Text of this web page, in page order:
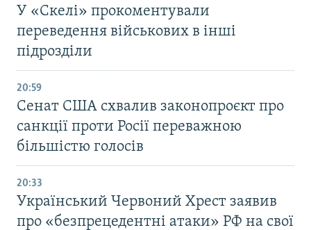
У «Скелі» прокоментували
переведення військових в інші
підрозділи
20:59
Cенат США схвалив законопроєкт про
санкції проти Росії переважною
більшістю голосів
20:33
Український Червоний Хрест заявив
про «безпрецедентні атаки» РФ на свої